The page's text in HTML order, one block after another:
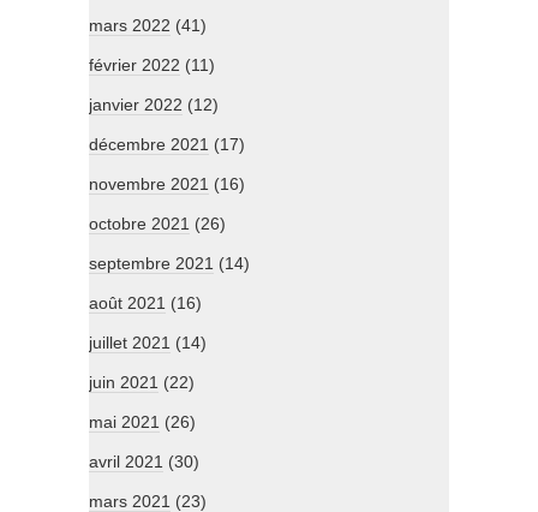
mars 2022 (41)
février 2022 (11)
janvier 2022 (12)
décembre 2021 (17)
novembre 2021 (16)
octobre 2021 (26)
septembre 2021 (14)
août 2021 (16)
juillet 2021 (14)
juin 2021 (22)
mai 2021 (26)
avril 2021 (30)
mars 2021 (23)